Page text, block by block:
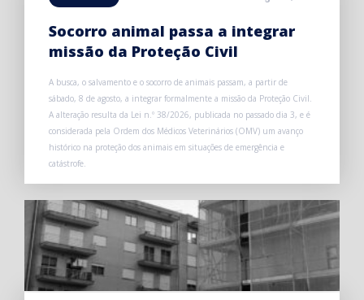
Socorro animal passa a integrar
missão da Proteção Civil
A busca, o salvamento e o socorro de animais passam, a partir de
sábado, 8 de agosto, a integrar formalmente a missão da Proteção Civil.
A alteração resulta da Lei n.º 38/2026, publicada no passado dia 3, e é
considerada pela Ordem dos Médicos Veterinários (OMV) um avanço
histórico na proteção dos animais em situações de emergência e
catástrofe.